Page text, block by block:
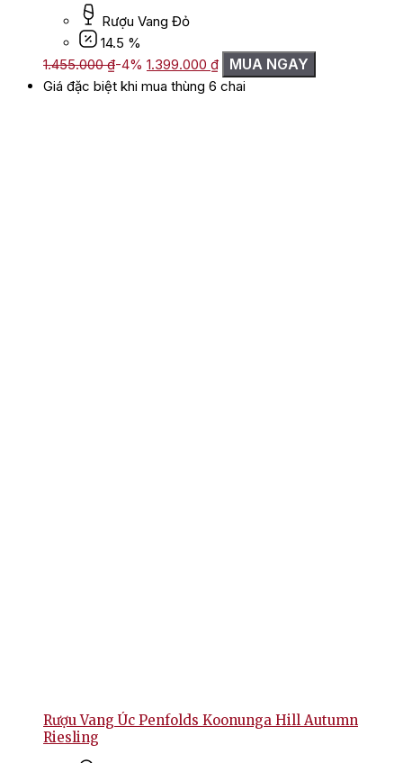
Rượu Vang Đỏ
14.5 %
1.455.000₫-4% Giá
gốc
là:
1.399.000 ₫Giá
hiện
tại
MUA NGAY
Giá đặc biệt khi mua thùng 6 chai
Rượu Vang Úc Penfolds Koonunga Hill Autumn
Riesling